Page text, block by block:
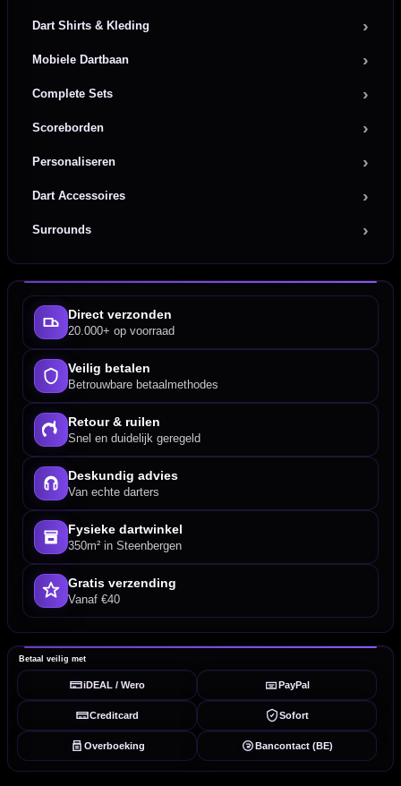
Dart Shirts & Kleding
Mobiele Dartbaan
Complete Sets
Scoreborden
Personaliseren
Dart Accessoires
Surrounds
Direct verzonden
20.000+ op voorraad
Veilig betalen
Betrouwbare betaalmethodes
Retour & ruilen
Snel en duidelijk geregeld
Deskundig advies
Van echte darters
Fysieke dartwinkel
350m² in Steenbergen
Gratis verzending
Vanaf €40
Betaal veilig met
iDEAL / Wero PayPal
Creditcard Sofort
Overboeking Bancontact (BE)